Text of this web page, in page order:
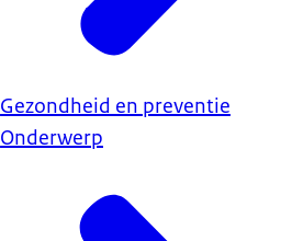
Gezondheid en preventie
Onderwerp